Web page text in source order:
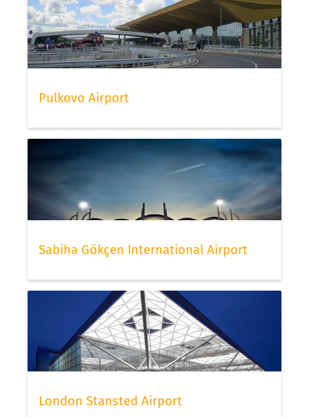
Pulkovo Airport
Sabiha Gökçen International Airport
London Stansted Airport